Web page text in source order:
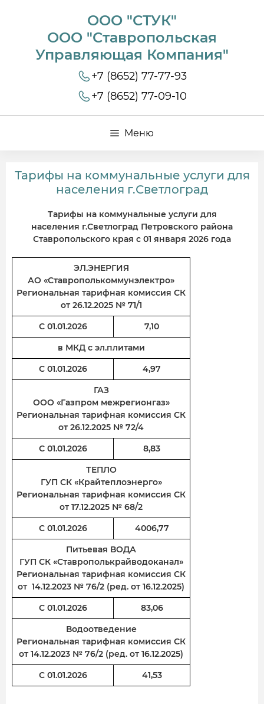
ООО "СТУК"
ООО "Ставропольская
Управляющая Компания"
+7 (8652) 77-77-93
+7 (8652) 77-09-10
Меню
Тарифы на коммунальные услуги для
населения г.Светлоград
Тарифы на коммунальные услуги для
населения г.Светлоград Петровского района
Ставропольского края с 01 января 2026 года
ЭЛ.ЭНЕРГИЯ
АО «Ставрополькоммунэлектро»
Региональная тарифная комиссия СК
от 26.12.2025 № 71/1
С 01.01.2026
7,10
в МКД с эл.плитами
С 01.01.2026
4,97
ГАЗ
ООО «Газпром межрегионгаз»
Региональная тарифная комиссия СК
от 26.12.2025 № 72/4
С 01.01.2026
8,83
ТЕПЛО
ГУП СК «Крайтеплоэнерго»
Региональная тарифная комиссия СК
от 17.12.2025 № 68/2
С 01.01.2026
4006,77
Питьевая ВОДА
ГУП СК «Ставрополькрайводоканал»
Региональная тарифная комиссия СК
от 14.12.2023 № 76/2 (ред. от 16.12.2025)
С 01.01.2026
83,06
Водоотведение
Региональная тарифная комиссия СК
от 14.12.2023 № 76/2 (ред. от 16.12.2025)
С 01.01.2026
41,53